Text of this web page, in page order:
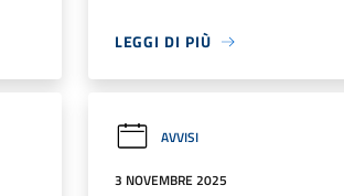
LEGGI DI PIÙ
AVVISI
3 NOVEMBRE 2025